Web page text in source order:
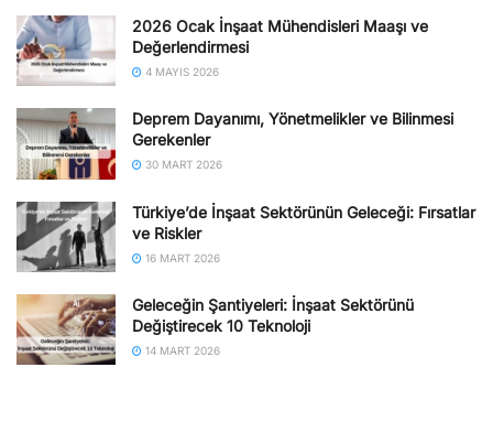
2026 Ocak İnşaat Mühendisleri Maaşı ve
Değerlendirmesi
4 MAYIS 2026
Deprem Dayanımı, Yönetmelikler ve Bilinmesi
Gerekenler
30 MART 2026
Türkiye’de İnşaat Sektörünün Geleceği: Fırsatlar
ve Riskler
16 MART 2026
Geleceğin Şantiyeleri: İnşaat Sektörünü
Değiştirecek 10 Teknoloji
14 MART 2026